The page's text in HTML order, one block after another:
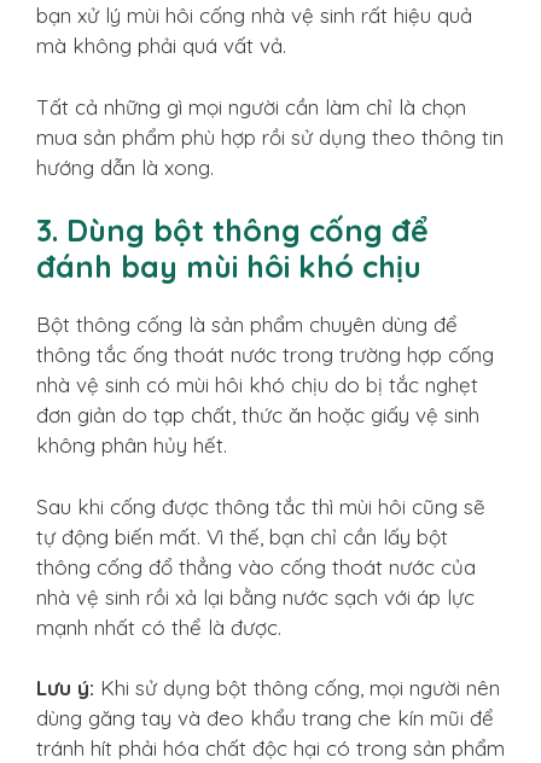
bạn xử lý mùi hôi cống nhà vệ sinh rất hiệu quả
mà không phải quá vất vả.
Tất cả những gì mọi người cần làm chỉ là chọn
mua sản phẩm phù hợp rồi sử dụng theo thông tin
hướng dẫn là xong.
3. Dùng bột thông cống để
đánh bay mùi hôi khó chịu
Bột thông cống là sản phẩm chuyên dùng để
thông tắc ống thoát nước trong trường hợp cống
nhà vệ sinh có mùi hôi khó chịu do bị tắc nghẹt
đơn giản do tạp chất, thức ăn hoặc giấy vệ sinh
không phân hủy hết.
Sau khi cống được thông tắc thì mùi hôi cũng sẽ
tự động biến mất. Vì thế, bạn chỉ cần lấy bột
thông cống đổ thẳng vào cống thoát nước của
nhà vệ sinh rồi xả lại bằng nước sạch với áp lực
mạnh nhất có thể là được.
Lưu ý: Khi sử dụng bột thông cống, mọi người nên
dùng găng tay và đeo khẩu trang che kín mũi để
tránh hít phải hóa chất độc hại có trong sản phẩm